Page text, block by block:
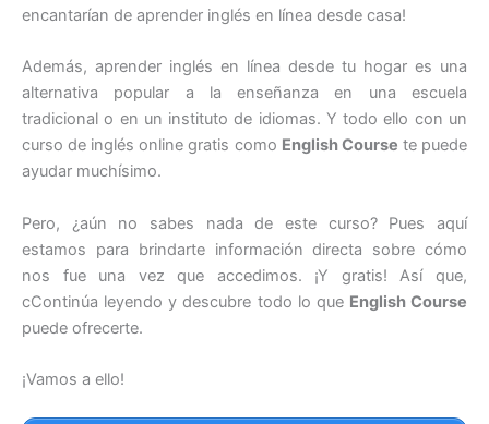
encantarían de aprender inglés en línea desde casa!
Además, aprender inglés en línea desde tu hogar es una
alternativa popular a la enseñanza en una escuela
tradicional o en un instituto de idiomas. Y todo ello con un
curso de inglés online gratis como English Course te puede
ayudar muchísimo.
Pero, ¿aún no sabes nada de este curso? Pues aquí
estamos para brindarte información directa sobre cómo
nos fue una vez que accedimos. ¡Y gratis! Así que,
cContinúa leyendo y descubre todo lo que English Course
puede ofrecerte.
¡Vamos a ello!